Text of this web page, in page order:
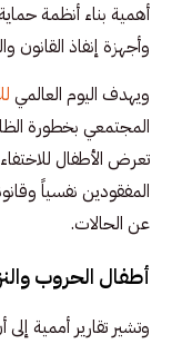
أهمية بناء أنظمة
وأجهزة إنفاذ القانون
ويهدف اليوم العالمي
المجتمعي بخطورة
تعرض الأطفال
المفقودين نفسياً
عن الحالات.
أطفال الحروب
وتشير تقارير أممية